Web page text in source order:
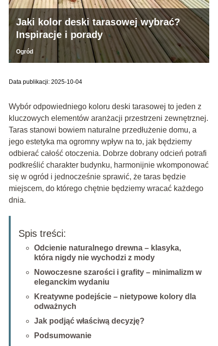
Jaki kolor deski tarasowej wybrać?
Inspiracje i porady
Ogród
Data publikacji: 2025-10-04
Wybór odpowiedniego koloru deski tarasowej to jeden z
kluczowych elementów aranżacji przestrzeni zewnętrznej.
Taras stanowi bowiem naturalne przedłużenie domu, a
jego estetyka ma ogromny wpływ na to, jak będziemy
odbierać całość otoczenia. Dobrze dobrany odcień potrafi
podkreślić charakter budynku, harmonijnie wkomponować
się w ogród i jednocześnie sprawić, że taras będzie
miejscem, do którego chętnie będziemy wracać każdego
dnia.
Spis treści:
Odcienie naturalnego drewna – klasyka,
która nigdy nie wychodzi z mody
Nowoczesne szarości i grafity – minimalizm w
eleganckim wydaniu
Kreatywne podejście – nietypowe kolory dla
odważnych
Jak podjąć właściwą decyzję?
Podsumowanie